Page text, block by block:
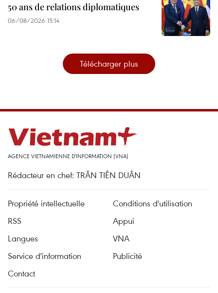
50 ans de relations diplomatiques
06/08/2026 15:14
Télécharger plus
AGENCE VIETNAMIENNE D'INFORMATION (VNA)
Rédacteur en chef: TRÂN TIÊN DUÂN
Propriété intellectuelle
Conditions d'utilisation
RSS
Appui
Langues
VNA
Service d'information
Publicité
Contact